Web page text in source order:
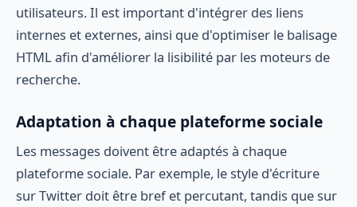
utilisateurs. Il est important d'intégrer des liens
internes et externes, ainsi que d'optimiser le balisage
HTML afin d'améliorer la lisibilité par les moteurs de
recherche.
Adaptation à chaque plateforme sociale
Les messages doivent être adaptés à chaque
plateforme sociale. Par exemple, le style d'écriture
sur Twitter doit être bref et percutant, tandis que sur